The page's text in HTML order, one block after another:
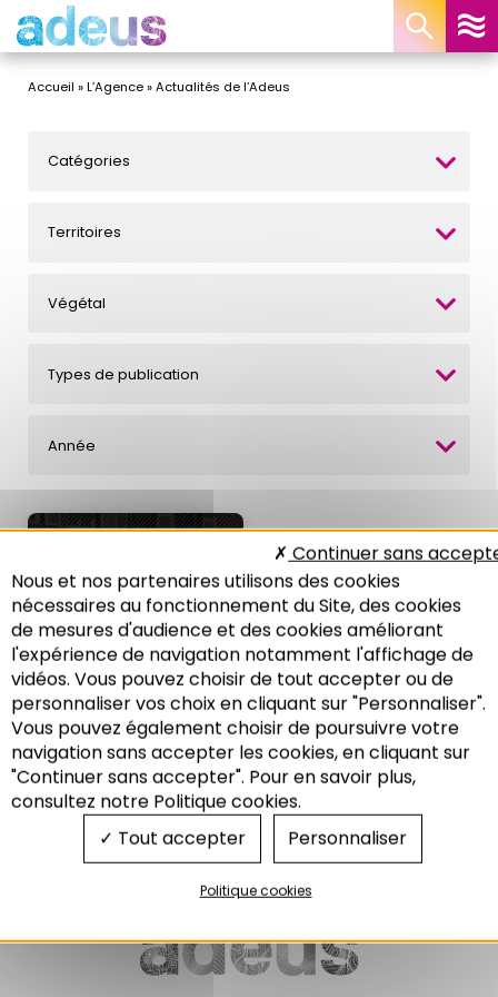
Recherche
Accueil »L’Agence»Actualités de l’Adeus
Catégories
Territoires
Végétal
Types de publication
Année
Les bienfaits du végétal : agir
pour un urbanisme favorable à
la santé
08/2020
Panneau de gestion des cookies
Nous et nos partenaires utilisons des cookies
nécessaires au fonctionnement du Site, des cookies
de mesures d'audience et des cookies améliorant
l'expérience de navigation notamment l'affichage de
vidéos. Vous pouvez choisir de tout accepter ou de
personnaliser vos choix en cliquant sur "Personnaliser".
Vous pouvez également choisir de poursuivre votre
navigation sans accepter les cookies, en cliquant sur
"Continuer sans accepter". Pour en savoir plus,
consultez notre Politique cookies.
Tout accepter
Continuer sans
Personnaliser
Politique cookies